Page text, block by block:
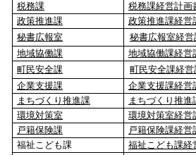
税務課
税務課経営計画
政策推進課
政策推進課経営
秘書広報室
秘書広報室経
地域協働課
地域協働課経営
町民安全課
町民安全課経
企業支援課
企業支援課経営
まちづくり推進課
まちづくり推
環境対策室
環境対策室経営
戸籍保険課
戸籍保険課経
福祉こども課
福祉こども課経